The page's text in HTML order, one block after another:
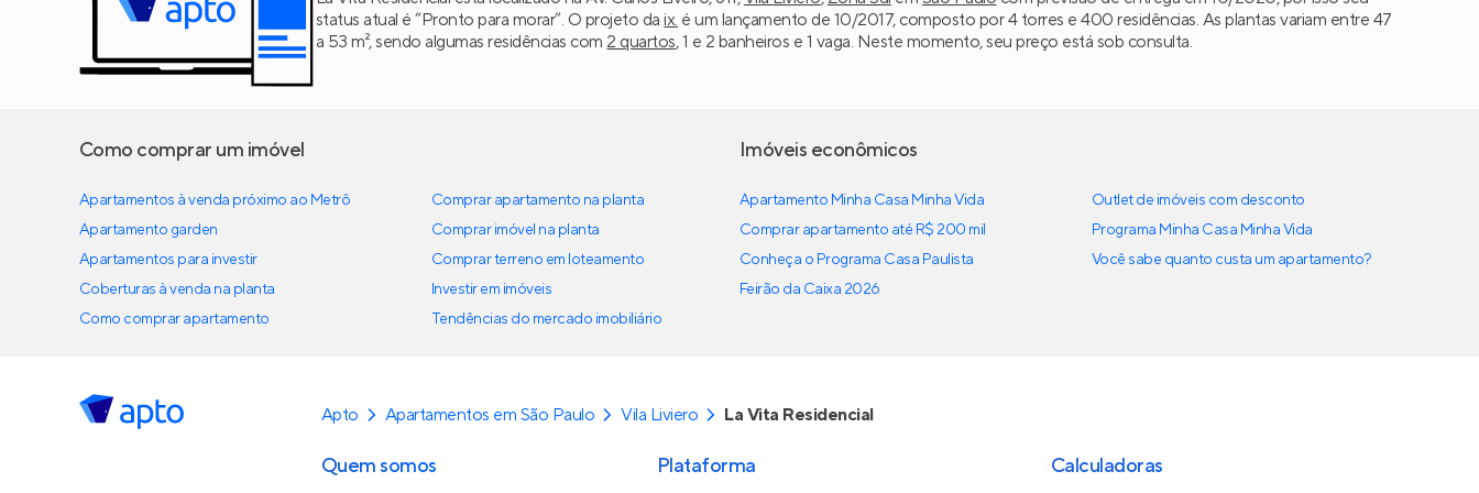
status atual é “Pronto para morar”. O projeto daix. é um lançamento de 10/2017, composto por 4 torres e 400 residências. As plantas variam entre 47
a 53 m², sendo algumas residências com 2 quartos, 1 e 2 banheiros e 1 vaga. Neste momento, seu preço está sob consulta.
Como comprar um imóvel
Apartamentos à venda próximo ao Metrô
Apartamento garden
Apartamentos para investir
Coberturas à venda na planta
Como comprar apartamento
Comprar apartamento na planta
Comprar imóvel na planta
Comprar terreno em loteamento
Investir em imóveis
Tendências do mercado imobiliário
Imóveis econômicos
Apartamento Minha Casa Minha Vida
Comprar apartamento até R$ 200 mil
Conheça o Programa Casa Paulista
Feirão da Caixa 2026
Outlet de imóveis com desconto
Programa Minha Casa Minha Vida
Você sabe quanto custa um apartamento?
Apto Apartamentos em São Paulo Vila Liviero La Vita Residencial
Quem somos Plataforma Calculadoras